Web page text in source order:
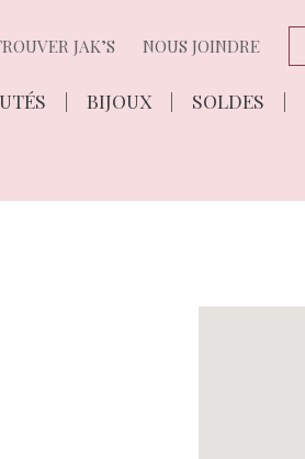
JAK’S NOUS JOINDRE
BIJOUX SOLDES